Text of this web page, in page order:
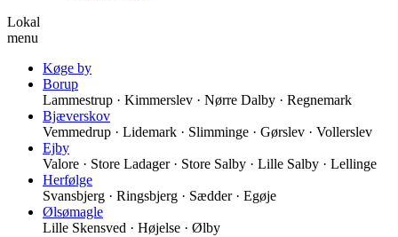
Lokal
menu
Køge by
Borup
Lammestrup · Kimmerslev · Nørre Dalby · Regnemark
Bjæverskov
Vemmedrup · Lidemark · Slimminge · Gørslev · Vollerslev
Ejby
Valore · Store Ladager · Store Salby · Lille Salby · Lellinge
Herfølge
Svansbjerg · Ringsbjerg · Sædder · Egøje
Ølsømagle
Lille Skensved · Højelse · Ølby